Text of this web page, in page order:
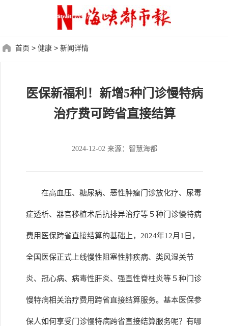
首页 > 健康 > 新闻详情
医保新福利！新增5种门诊慢特病
治疗费可跨省直接结算
2024-12-02 来源：智慧海都
在高血压、糖尿病、恶性肿瘤门诊放化疗、尿毒
症透析、器官移植术后抗排异治疗等５种门诊慢特病
费用医保跨省直接结算的基础上，2024年12月1日，
全国医保正式上线慢性阻塞性肺疾病、类风湿关节
炎、冠心病、病毒性肝炎、强直性脊柱炎等５种门诊
慢特病相关治疗费用跨省直接结算服务。基本医保参
保人如何享受门诊慢特病跨省直接结算服务呢？有哪